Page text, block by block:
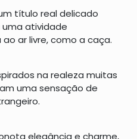
título real delicado
atividade
ar livre, como a caça.
na realeza muitas
uma sensação de
elegância e charme,